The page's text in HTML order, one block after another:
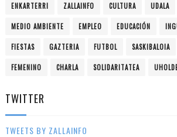
ENKARTERRI ZALLAINFO CULTURA UDALA
MEDIO AMBIENTE EMPLEO EDUCACIÓN
FIESTAS GAZTERIA FUTBOL SASKIBALOIA
FEMENINO CHARLA SOLIDARITATEA
TWITTER
TWEETS BY ZALLAINFO